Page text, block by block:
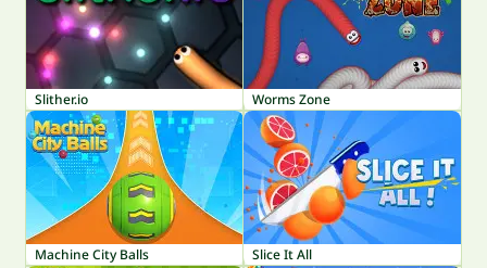
Slither.io Worms Zone
Machine City Balls Slice It All